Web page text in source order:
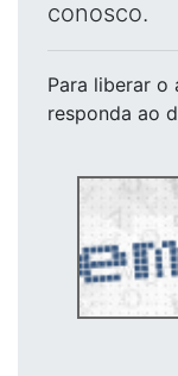
conosco.
Para liberar o
responda ao